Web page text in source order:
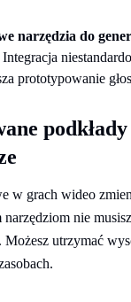
narzędzia do
Integracja
prototypowanie
podkłady
w grach wideo
nie
Możesz utrzymać